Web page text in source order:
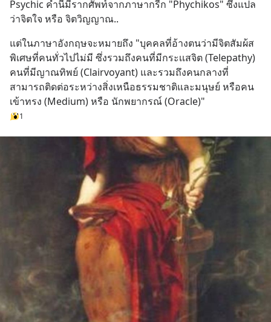
Psychic คำนี้มีรากศัพท์จากภาษากรีก "Phychikos" ซึ่งแปล
ว่าจิตใจ หรือ จิตวิญญาณ..
แต่ในภาษาอังกฤษจะหมายถึง "บุคคลที่อ้างตนว่ามีจิตสัมผ้ส
พิเศษที่คนทั่วไปไม่มี ซึ่งรวมถึงคนที่มีกระเเสจิต (Telepathy)
คนที่มีญาณทิพย์ (Clairvoyant) และรวมถึงคนกลางที่
สามารถติดต่อระหว่างสิ่งเหนือธรรมชาติและมนุษย์ หรือคน
เข้าทรง (Medium) หรือ นักพยากรณ์ (Oracle)"
1